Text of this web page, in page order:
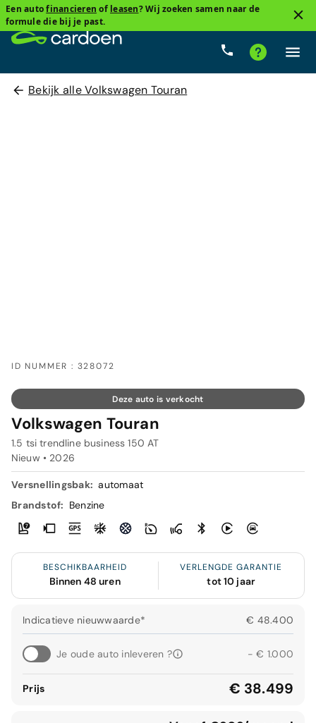
Een autofinancieren of leasen? Wij zoeken samen naar de
formule die bij je past.
Bekijk alle Volkswagen Touran
ID NUMMER : 328072
Deze auto is verkocht
Volkswagen Touran
1.5 tsi trendline business 150 AT
Nieuw • 2026
Versnellingsbak: automaat
Brandstof: Benzine
BESCHIKBAARHEID
Binnen 48 uren
VERLENGDE GARANTIE
tot 10 jaar
Indicatieve nieuwwaarde* € 48.400
Je oude auto inleveren ? - € 1.000
Prijs € 38.499